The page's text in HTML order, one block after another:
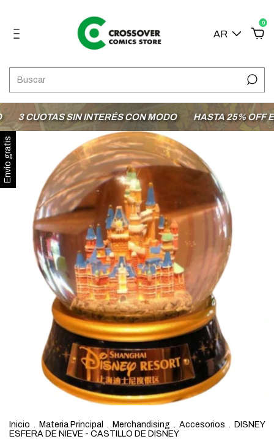
AR
0
3 CUOTAS SIN INTERÉS CON MODO HASTA 25% OFF EN
Envío gratis
Inicio . Materia Principal . Merchandising . Accesorios . DISNEY
ESFERA DE NIEVE - CASTILLO DE DISNEY